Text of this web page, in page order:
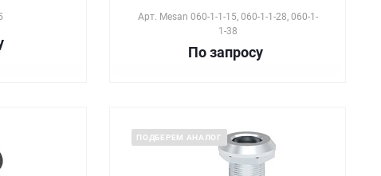
Арт. Mesan 060-1-1-15, 060-1-1-28, 060-1-
1-38
По запросу
ПОДБЕРЕМ АНАЛОГ